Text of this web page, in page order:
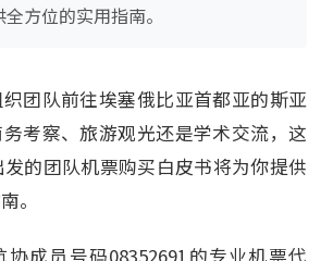
方位的实用指南。
团队前往埃塞俄比亚首都亚的斯亚
考察、旅游观光还是学术交流，这
的团队机票购买白皮书将为你提供
。
协成员号码08352691的专业机票代